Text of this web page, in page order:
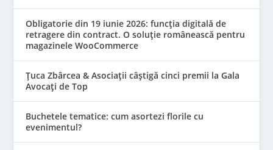
Obligatorie din 19 iunie 2026: funcția digitală de
retragere din contract. O soluție românească pentru
magazinele WooCommerce
Țuca Zbârcea & Asociații câștigă cinci premii la Gala
Avocați de Top
Buchetele tematice: cum asortezi florile cu
evenimentul?